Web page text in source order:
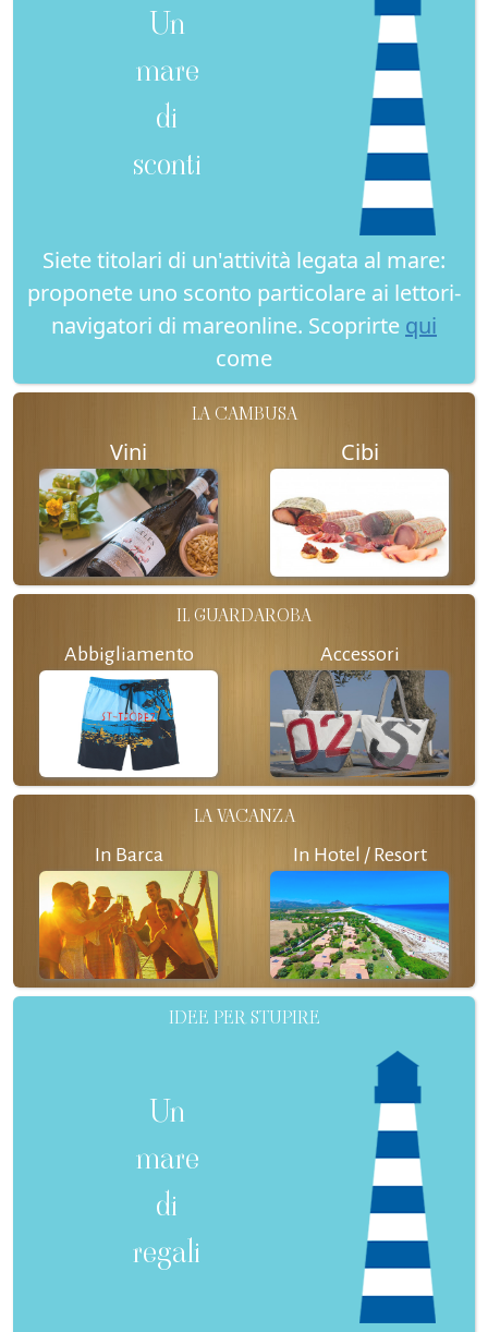
Un
mare
di
sconti
Siete titolari di un'attività legata al mare:
proponete uno sconto particolare ai lettori-
navigatori di mareonline. Scoprirte qui
come
LA CAMBUSA
Vini Cibi
IL GUARDAROBA
Abbigliamento Accessori
LA VACANZA
In Barca In Hotel / Resort
IDEE PER STUPIRE
Un
mare
di
regali